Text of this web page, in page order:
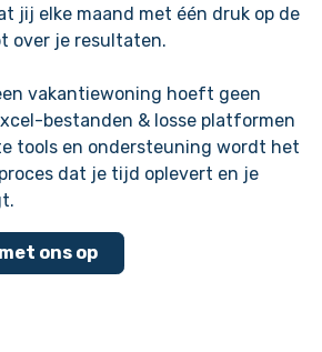
jij elke maand met één druk op de
over je resultaten.
vakantiewoning hoeft geen
bestanden & losse platformen
tools en ondersteuning wordt het
dat je tijd oplevert en je
ons op